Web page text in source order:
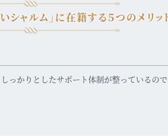
シャルム」に在籍する５つのメリッ
っかりとしたサポート体制が整っているの